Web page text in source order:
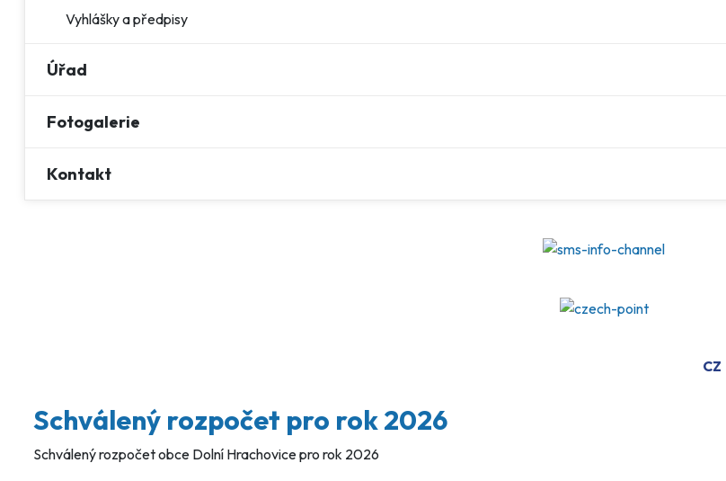
Vyhlášky a předpisy
Úřad
Fotogalerie
Kontakt
CZ
Schválený rozpočet pro rok 2026
Schválený rozpočet obce Dolní Hrachovice pro rok 2026